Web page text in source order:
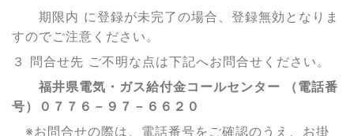
期限内 に登録が未完了の場合、登録無効となりま
すのでご注意ください。
３ 問合せ先 ご不明な点は下記へお問合せください。
福井県電気・ガス給付金コールセンター （電話番
号）０７７６－９７－６６２０
※お問合せの際は、電話番号をご確認のうえ、お掛